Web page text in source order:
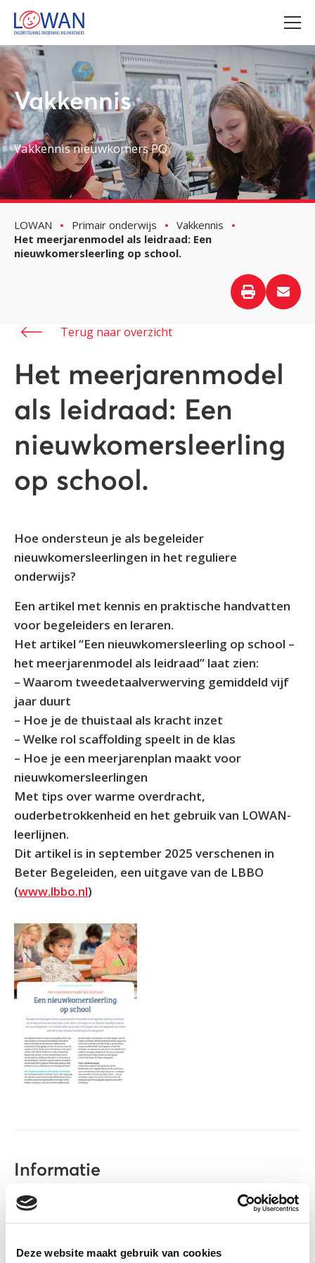
Deze website maakt gebruik van cookies
Vakkennis
Vakkennis nieuwkomers PO
LOWAN Primair onderwijs
Vakkennis
Het meerjarenmodel als leidraad: Een
nieuwkomersleerling op school.
Terug naar overzicht
Het meerjarenmodel
als leidraad: Een
nieuwkomersleerling
op school.
Hoe ondersteun je als begeleider
nieuwkomersleerlingen in het reguliere
onderwijs?
Een artikel met kennis en praktische handvatten
voor begeleiders en leraren.
Het artikel “Een nieuwkomersleerling op school –
het meerjarenmodel als leidraad” laat zien:
– Waarom tweedetaalverwerving gemiddeld vijf
jaar duurt
– Hoe je de thuistaal als kracht inzet
– Welke rol scaffolding speelt in de klas
– Hoe je een meerjarenplan maakt voor
nieuwkomersleerlingen
Met tips over warme overdracht,
ouderbetrokkenheid en het gebruik van LOWAN-
leerlijnen.
Dit artikel is in september 2025 verschenen in
Beter Begeleiden, een uitgave van de LBBO
(www.lbbo.nl)
Informatie
Auteur(s):
De Koning, M., & Verboeket, L.
(2025).
Uitgever: LBBO. Beter Begeleiden